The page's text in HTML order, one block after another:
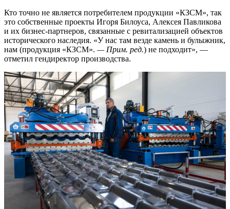
Кто точно не является потребителем продукции «КЗСМ», так
это собственные проекты Игоря Билоуса, Алексея Павликова
и их бизнес-партнеров, связанные с ревитализацией объектов
исторического наследия. «У нас там везде камень и булыжник,
нам (продукция «КЗСМ». — Прим. ред.) не подходит», —
отметил гендиректор производства.